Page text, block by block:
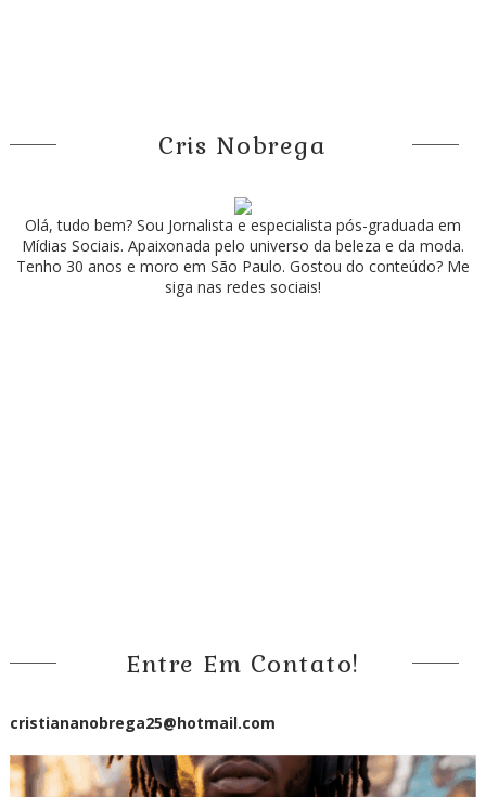
Cris Nobrega
Olá, tudo bem? Sou Jornalista e especialista pós-graduada em
Mídias Sociais. Apaixonada pelo universo da beleza e da moda.
Tenho 30 anos e moro em São Paulo. Gostou do conteúdo? Me
siga nas redes sociais!
Entre Em Contato!
cristiananobrega25@hotmail.com